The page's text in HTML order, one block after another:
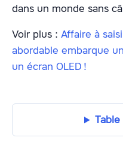
dans un monde sans
Voir plus : Affaire à
abordable embarque
un écran OLED !